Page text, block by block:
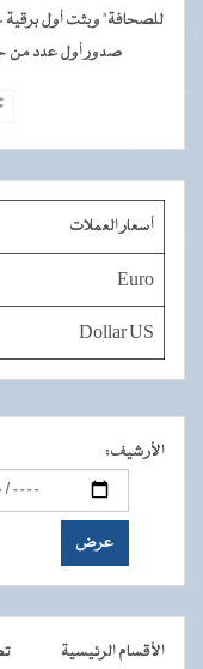
للصحافة" وبثت أول برقية
صدور أول عدد من
أسعار العملات
Euro
Dollar US
الأرشيف:
الأقسام الرئيسية